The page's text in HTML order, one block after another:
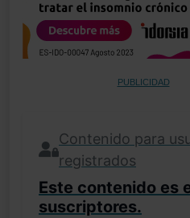
PUBLICIDAD
Contenido para
registrados
Este contenido es
suscriptores.